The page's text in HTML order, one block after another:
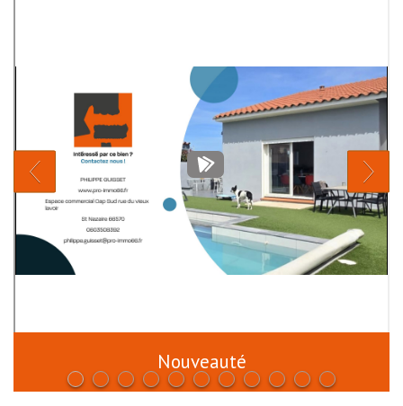
Nouveauté